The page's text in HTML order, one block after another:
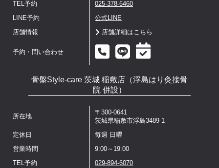
TEL予約 025-378-6460
LINE予約 公式LINE
店舗情報 店舗詳細はこちら
予約・問い合わせ
骨盤Style-care 茨城 稲敷店（浮島はり灸接骨
院 併設）
所在地
〒300-0641
茨城県稲敷市浮島3489-1
定休日 毎週 日曜
営業時間 9:00～19:00
TEL予約 029-894-6070